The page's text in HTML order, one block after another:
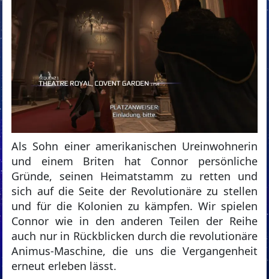
Als Sohn einer amerikanischen Ureinwohnerin
und einem Briten hat Connor persönliche
Gründe, seinen Heimatstamm zu retten und
sich auf die Seite der Revolutionäre zu stellen
und für die Kolonien zu kämpfen. Wir spielen
Connor wie in den anderen Teilen der Reihe
auch nur in Rückblicken durch die revolutionäre
Animus-Maschine, die uns die Vergangenheit
erneut erleben lässt.